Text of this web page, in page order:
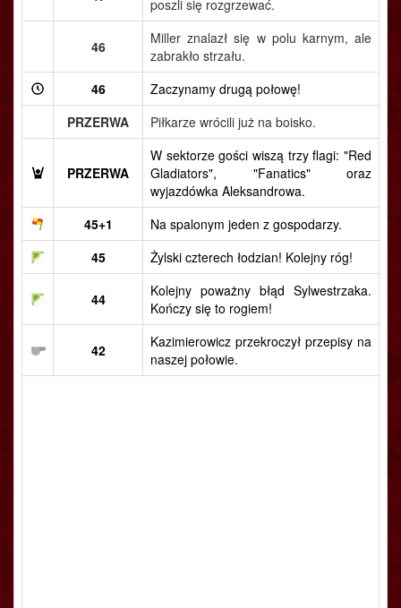
poszli się rozgrzewać.
46
Miller znalazł się w polu karnym, ale
zabrakło strzału.
46
Zaczynamy drugą połowę!
PRZERWA
Piłkarze wrócili już na boisko.
PRZERWA
W sektorze gości wiszą trzy flagi: "Red
Gladiators", "Fanatics" oraz
wyjazdówka Aleksandrowa.
45+1
Na spalonym jeden z gospodarzy.
45
Żylski czterech łodzian! Kolejny róg!
44
Kolejny poważny błąd Sylwestrzaka.
Kończy się to rogiem!
42
Kazimierowicz przekroczył przepisy na
naszej połowie.